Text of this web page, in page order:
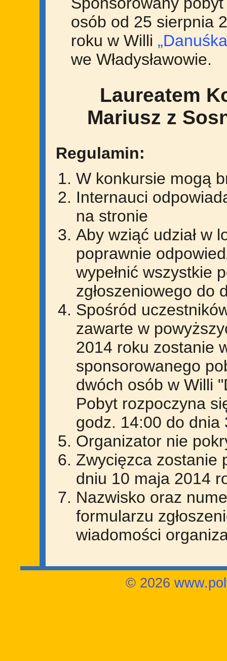
osób od 25 sierpnia
roku w Willi
we Władysławowie.
Laureatem
Mariusz z
Regulamin:
W konkursie mogą
Internauci
na stronie
Aby wziąć udział w
poprawnie
wypełnić wszystkie
zgłoszeniowego do
Spośród
zawarte w
2014 roku zostanie
sponsorowanego
dwóch osób w Willi
Pobyt rozpoczyna
godz. 14:00 do dnia
Organizator nie
Zwycięzca zostanie
dniu 10 maja 2014
Nazwisko oraz
formularzu
wiadomości
© 2026